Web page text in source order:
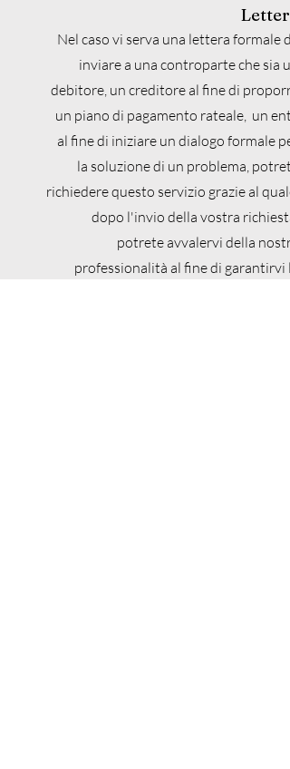
Lettera
Nel caso vi serva una lettera formale da
inviare a una controparte che sia un
debitore, un creditore al fine di proporre
un piano di pagamento rateale, un ente
al fine di iniziare un dialogo formale per
la soluzione di un problema, potrete
richiedere questo servizio grazie al quale,
dopo l'invio della vostra richiesta,
potrete avvalervi della nostra
professionalità al fine di garantirvi la